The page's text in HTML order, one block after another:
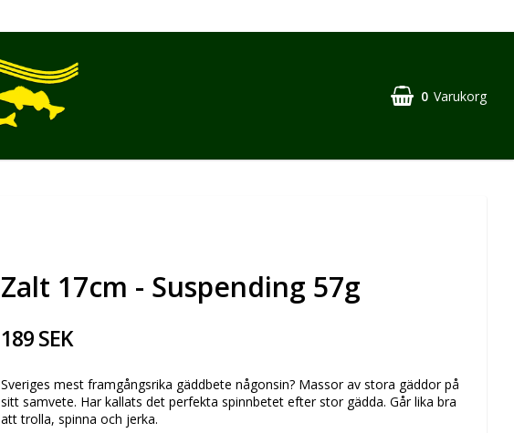
0 Varukorg
Zalt 17cm - Suspending 57g
189 SEK
Sveriges mest framgångsrika gäddbete någonsin? Massor av stora gäddor på
sitt samvete. Har kallats det perfekta spinnbetet efter stor gädda. Går lika bra
att trolla, spinna och jerka.